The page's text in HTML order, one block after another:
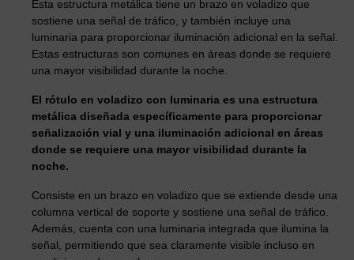
Esta estructura metálica tiene un brazo en voladizo que
sostiene una señal de tráfico, y también incluye una
luminaria para proporcionar iluminación adicional en la señal.
Estas estructuras son comunes en áreas donde se requiere
una mayor visibilidad durante la noche.
El rótulo en voladizo con luminaria es una estructura
metálica diseñada específicamente para proporcionar
señalización vial y una iluminación adicional en áreas
donde se requiere una mayor visibilidad durante la
noche.
Consiste en un brazo en voladizo que se extiende desde una
columna vertical de soporte y sostiene una señal de tráfico.
Además, cuenta con una luminaria integrada que ilumina la
señal, permitiendo que sea claramente visible incluso en